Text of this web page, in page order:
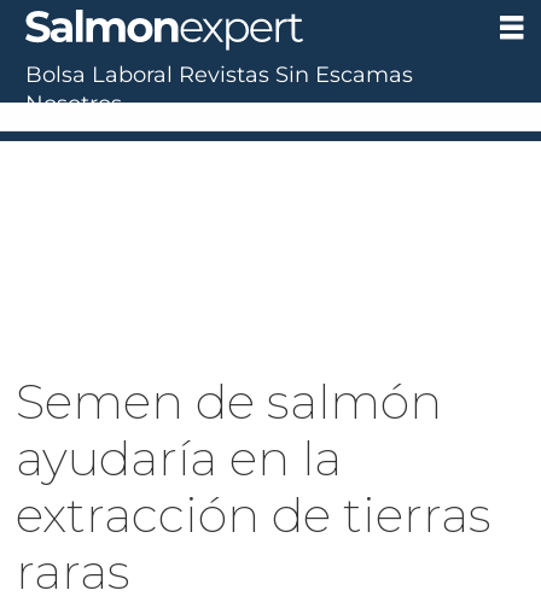
Semen de salmón
ayudaría en la
extracción de tierras
raras
Bolsa Laboral Revistas Sin Escamas
Nosotros